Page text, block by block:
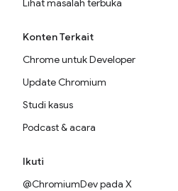
Lihat masalah terbuka
Konten Terkait
Chrome untuk Developer
Update Chromium
Studi kasus
Podcast & acara
Ikuti
@ChromiumDev pada X